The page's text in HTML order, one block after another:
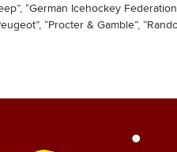
“German Icehockey
“Procter & Gamble”,